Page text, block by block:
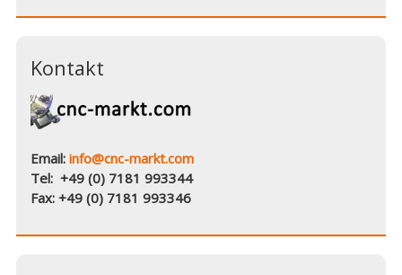
Kontakt
Email:info@cnc-markt.com
Tel: +49 (0) 7181 993344
Fax: +49 (0) 7181 993346